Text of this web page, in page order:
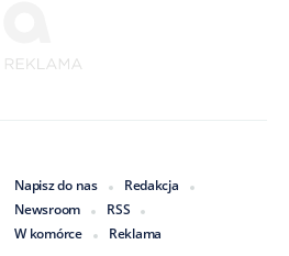
Napisz do nas
Redakcja
Newsroom
RSS
W komórce
Reklama